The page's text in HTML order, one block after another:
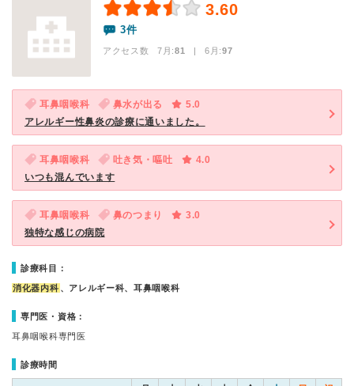
3.60
3件
アクセス数 7月:81 | 6月:97
耳鼻咽喉科 鼻水が出る
5.0
アレルギー性鼻炎の診療に通いました。
耳鼻咽喉科 吐き気・嘔吐
4.0
いつも混んでいます
耳鼻咽喉科 鼻のつまり
3.0
独特な感じの病院
診療科目：
消化器内科 、アレルギー科、耳鼻咽喉科
専門医・資格：
耳鼻咽喉科専門医
診療時間